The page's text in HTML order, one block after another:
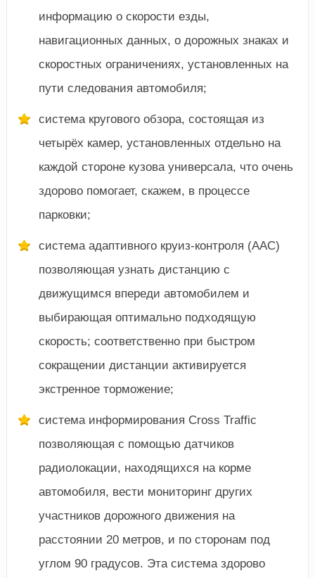
информацию о скорости езды,
навигационных данных, о дорожных знаках и
скоростных ограничениях, установленных на
пути следования автомобиля;
система кругового обзора, состоящая из
четырёх камер, установленных отдельно на
каждой стороне кузова универсала, что очень
здорово помогает, скажем, в процессе
парковки;
система адаптивного круиз-контроля (AAC)
позволяющая узнать дистанцию с
движущимся впереди автомобилем и
выбирающая оптимально подходящую
скорость; соответственно при быстром
сокращении дистанции активируется
экстренное торможение;
система информирования Cross Traffic
позволяющая с помощью датчиков
радиолокации, находящихся на корме
автомобиля, вести мониторинг других
участников дорожного движения на
расстоянии 20 метров, и по сторонам под
углом 90 градусов. Эта система здорово